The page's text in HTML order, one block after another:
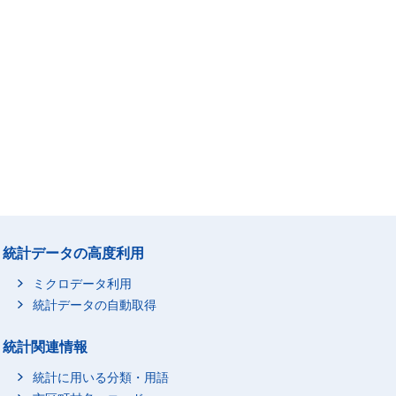
統計データの高度利用
ミクロデータ利用
統計データの自動取得
統計関連情報
統計に用いる分類・用語